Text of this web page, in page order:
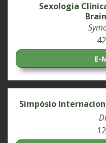
Sexologia
E-
Simpósio